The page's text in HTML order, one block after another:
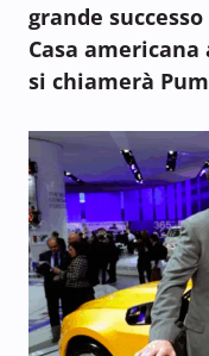
grande
Casa
si chiamerà